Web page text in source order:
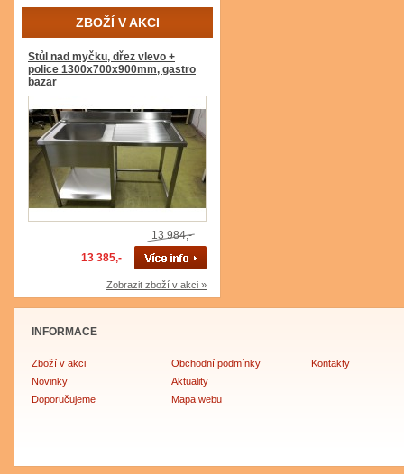
ZBOŽÍ V AKCI
Stůl nad myčku, dřez vlevo +
police 1300x700x900mm, gastro
bazar
13 984,-
13 385,-
Zobrazit zboží v akci »
INFORMACE
Zboží v akci
Novinky
Doporučujeme
Obchodní podmínky
Aktuality
Mapa webu
Kontakty